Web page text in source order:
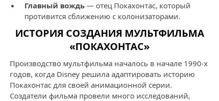
Главный вождь — отец Покахонтас, который
противится сближению с колонизаторами.
ИСТОРИЯ СОЗДАНИЯ МУЛЬТФИЛЬМА
«ПОКАХОНТАС»
Производство мультфильма началось в начале 1990-х
годов, когда Disney решила адаптировать историю
Покахонтас для своей анимационной серии.
Создатели фильма провели много исследований,